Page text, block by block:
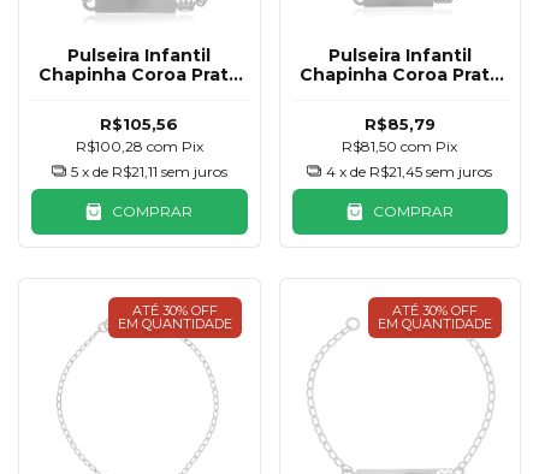
Pulseira Infantil
Chapinha Coroa Prata
R$105,56
R$100,28 com Pix
5 x de R$21,11 sem juros
COMPRAR
Pulseira Infantil
Chapinha Coroa Prata
R$85,79
R$81,50com Pix
4 x de R$21,45 sem juros
COMPRAR
ATÉ 30% OFF
EM QUANTIDADE
ATÉ 30% OFF
EM QUANTIDADE